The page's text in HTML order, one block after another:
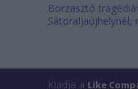
Borzasztó
Sátoraljaújhelynél,
Kiadja a Like